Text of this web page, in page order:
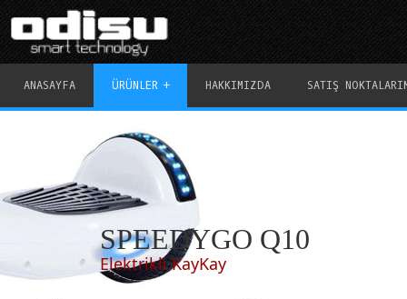
ANASAYFA ÜRÜNLER HAKKIMIZDA SATIŞ
SPEEDYGO Q10
Elektrikli KayKay